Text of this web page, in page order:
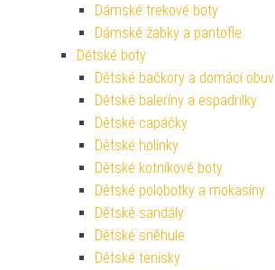
Dámské trekové boty
Dámské žabky a pantofle
Dětské boty
Dětské bačkory a domácí obuv
Dětské baleríny a espadrilky
Dětské capáčky
Dětské holínky
Dětské kotníkové boty
Dětské polobotky a mokasíny
Dětské sandály
Dětské sněhule
Dětské tenisky